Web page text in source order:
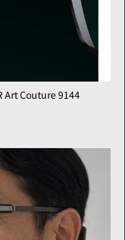
Art Couture 9144